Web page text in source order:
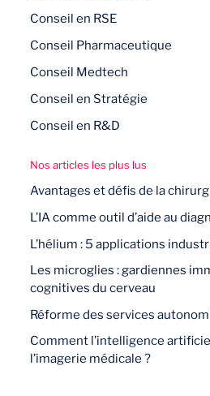
Conseil en RSE
Conseil Pharmaceutique
Conseil Medtech
Conseil en Stratégie
Conseil en R&D
Nos articles les plus lus
Avantages et défis de la
L’IA comme outil d’aide au
L’hélium : 5 applications
Les microglies : gardiennes
cognitives du cerveau
Réforme des services
Comment l’intelligence
l’imagerie médicale ?